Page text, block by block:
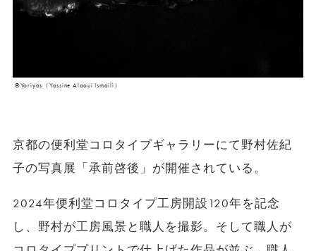
©︎Yoriyas（Yassine Alaoui Ismaili）
京都の便利堂コロタイプギャラリーにて野村佐紀
子の写真展「承前啓後」が開催されている。
2024年便利堂コロタイプ工房開設120年を記念
し、野村が工房風景と職人を撮影。そして職人が